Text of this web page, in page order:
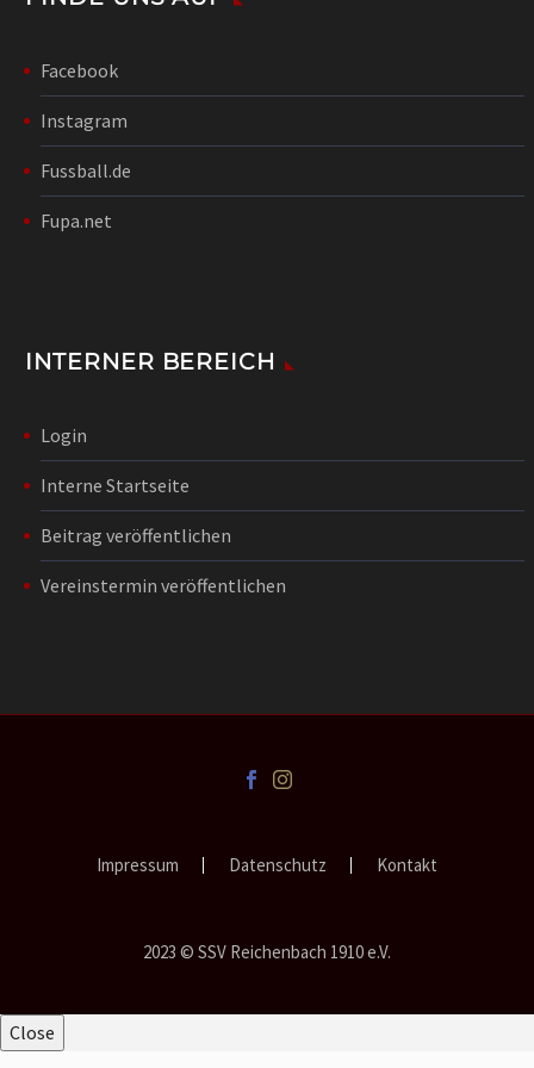
Facebook
Instagram
Fussball.de
Fupa.net
INTERNER BEREICH
Login
Interne Startseite
Beitrag veröffentlichen
Vereinstermin veröffentlichen
Impressum Datenschutz Kontakt
2023 © SSV Reichenbach 1910 e.V.
Close